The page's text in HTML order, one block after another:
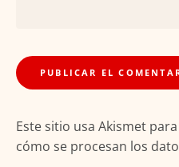
Este sitio usa Akismet
cómo se procesan los